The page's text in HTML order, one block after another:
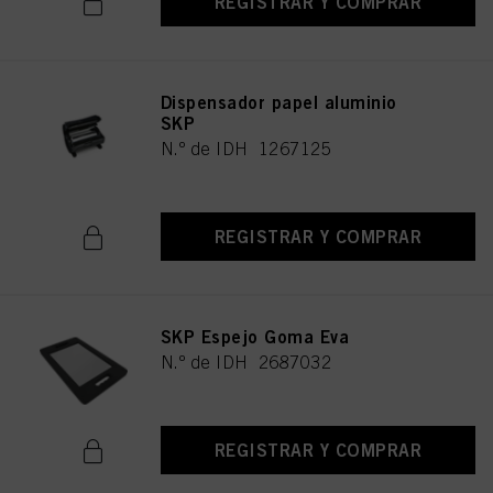
Dispensador papel aluminio
SKP
N.º de IDH 1267125
REGISTRAR Y COMPRAR
SKP Espejo Goma Eva
N.º de IDH 2687032
REGISTRAR Y COMPRAR
acepta el uso de cookies, así como el tratamiento de sus datos personales